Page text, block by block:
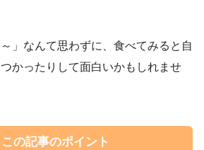
」なんて思わずに、食べてみると自
かったりして面白いかもしれませ
この記事のポイント